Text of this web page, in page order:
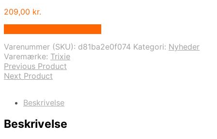
209,00 kr.
Varenummer (SKU): d81ba2e0f074 Kategori: Nyheder
Varemærke: Trixie
Previous Product
Next Product
Beskrivelse
Beskrivelse